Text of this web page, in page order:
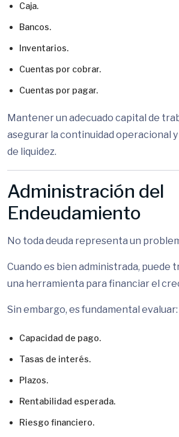
Caja.
Bancos.
Inventarios.
Cuentas por cobrar.
Cuentas por pagar.
Mantener un adecuado capital de
asegurar la continuidad operacional
de liquidez.
Administración del
Endeudamiento
No toda deuda representa un
Cuando es bien administrada, puede
una herramienta para financiar el
Sin embargo, es fundamental evaluar:
Capacidad de pago.
Tasas de interés.
Plazos.
Rentabilidad esperada.
Riesgo financiero.